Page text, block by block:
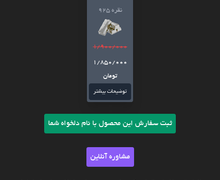
نقره 925
1/900/000
1/850/000
تومان
توضیحات بیشتر
ثبت سفارش این محصول با نام دلخواه شما
مشاوره آنلاین